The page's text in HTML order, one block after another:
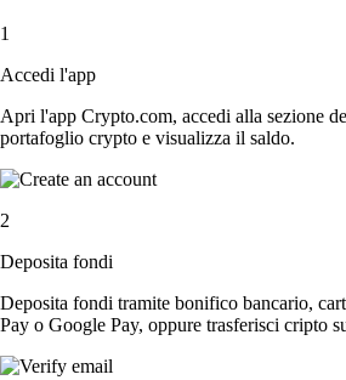
1
Accedi l'app
Apri l'app Crypto.com, accedi alla sezione
portafoglio crypto e visualizza il saldo.
2
Deposita fondi
Deposita fondi tramite bonifico bancario,
Pay o Google Pay, oppure trasferisci cripto